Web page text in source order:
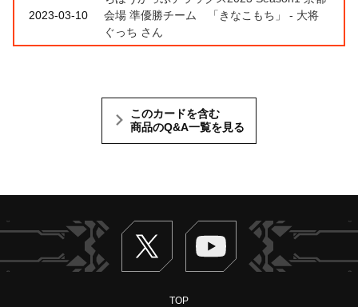
2023-03-10
会場 準優勝チーム 「きなこもち」 - 大将
ぐっち さん
このカードを含む
商品のQ&A一覧を見る
Twitter ヴァンガードch
TOP